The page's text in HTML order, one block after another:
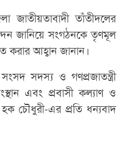
জাতীয়তাবাদী তাঁতীদলের
জানিয়ে সংগঠনকে তৃণমূল
করার আহ্বান জানান।
সদস্য ও গণপ্রজাতন্ত্রী
এবং প্রবাসী কল্যাণ ও
হক চৌধুরী-এর প্রতি ধন্যবাদ